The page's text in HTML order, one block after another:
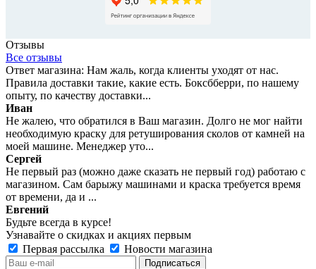
Отзывы
Все отзывы
Ответ магазина: Нам жаль, когда клиенты уходят от нас.
Правила доставки такие, какие есть. Боксбберри, по нашему
опыту, по качеству доставки...
Иван
Не жалею, что обратился в Ваш магазин. Долго не мог найти
необходимую краску для ретуширования сколов от камней на
моей машине. Менеджер уто...
Сергей
Не первый раз (можно даже сказать не первый год) работаю с
магазином. Сам барыжу машинами и краска требуется время
от времени, да и ...
Евгений
Будьте всегда в курсе!
Узнавайте о скидках и акциях первым
Первая рассылка
Новости магазина